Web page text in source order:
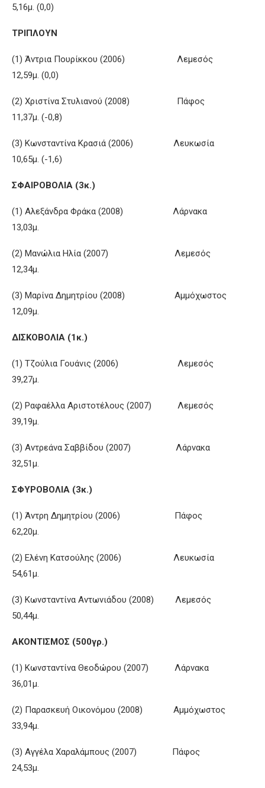
5,16μ. (0,0)
ΤΡΙΠΛΟΥΝ
(1) Άντρια Πουρίκκου (2006) Λεμεσός
12,59μ. (0,0)
(2) Χριστίνα Στυλιανού (2008) Πάφος
11,37μ. (-0,8)
(3) Κωνσταντίνα Κρασιά (2006) Λευκωσία
10,65μ. (-1,6)
ΣΦΑΙΡΟΒΟΛΙΑ (3κ.)
(1) Αλεξάνδρα Φράκα (2008) Λάρνακα
13,03μ.
(2) Μανώλια Ηλία (2007) Λεμεσός
12,34μ.
(3) Μαρίνα Δημητρίου (2008) Αμμόχωστος
12,09μ.
ΔΙΣΚΟΒΟΛΙΑ (1κ.)
(1) Τζούλια Γουάνις (2006) Λεμεσός
39,27μ.
(2) Ραφαέλλα Αριστοτέλους (2007) Λεμεσός
39,19μ.
(3) Αντρεάνα Σαββίδου (2007) Λάρνακα
32,51μ.
ΣΦΥΡΟΒΟΛΙΑ (3κ.)
(1) Άντρη Δημητρίου (2006) Πάφος
62,20μ.
(2) Ελένη Κατσούλης (2006) Λευκωσία
54,61μ.
(3) Κωνσταντίνα Αντωνιάδου (2008) Λεμεσός
50,44μ.
ΑΚΟΝΤΙΣΜΟΣ (500γρ.)
(1) Κωνσταντίνα Θεοδώρου (2007) Λάρνακα
36,01μ.
(2) Παρασκευή Οικονόμου (2008) Αμμόχωστος
33,94μ.
(3) Αγγέλα Χαραλάμπους (2007) Πάφος
24,53μ.